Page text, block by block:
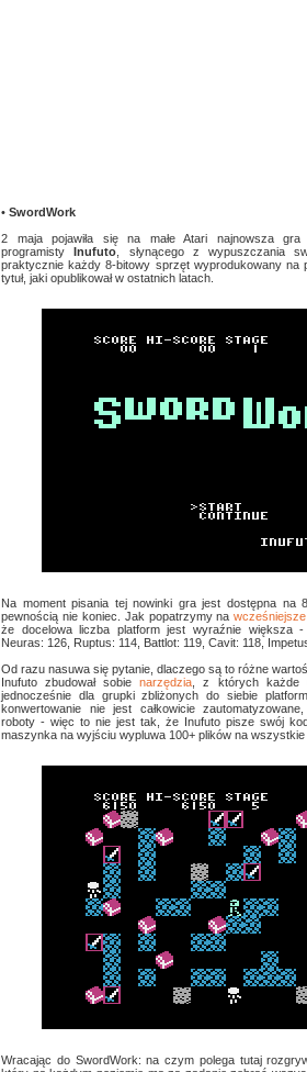
• SwordWork
2 maja pojawiła się na małe Atari najnowsza gra
programistyInufuto , słynącego z wypuszczania
praktycznie każdy 8-bitowy sprzęt wyprodukowany na
tytuł, jaki opublikował w ostatnich latach.
Na moment pisania tej nowinki gra jest dostępna na
pewnością nie koniec. Jak popatrzymy na
że docelowa liczba platform jest wyraźnie większa -
Neuras: 126, Ruptus: 114, Battlot: 119, Cavit: 118,
Od razu nasuwa się pytanie, dlaczego są to różne
Inufuto zbudował sobienarzędzia , z których każde
jednocześnie dla grupki zbliżonych do siebie
konwertowanie nie jest całkowicie
roboty - więc to nie jest tak, że Inufuto pisze swój
maszynka na wyjściu wypluwa 100+ plików na wszystkie
Wracając do SwordWork: na czym polega tutaj